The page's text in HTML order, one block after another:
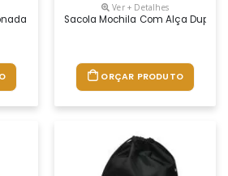
Em Poliéster 420d Com Bolso Externo
Ver + Detalhes
Sacola Mochila Com Alça Dupla
ORÇAR PRODUTO